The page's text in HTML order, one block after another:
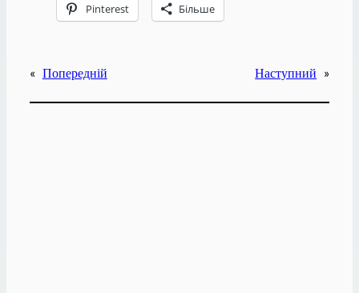
Pinterest Більше
« Попередній Наступний »